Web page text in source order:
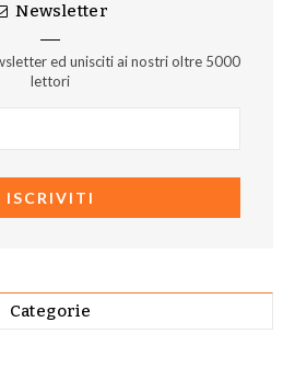
Newsletter
ed unisciti ai nostri oltre 5000
lettori
Categorie